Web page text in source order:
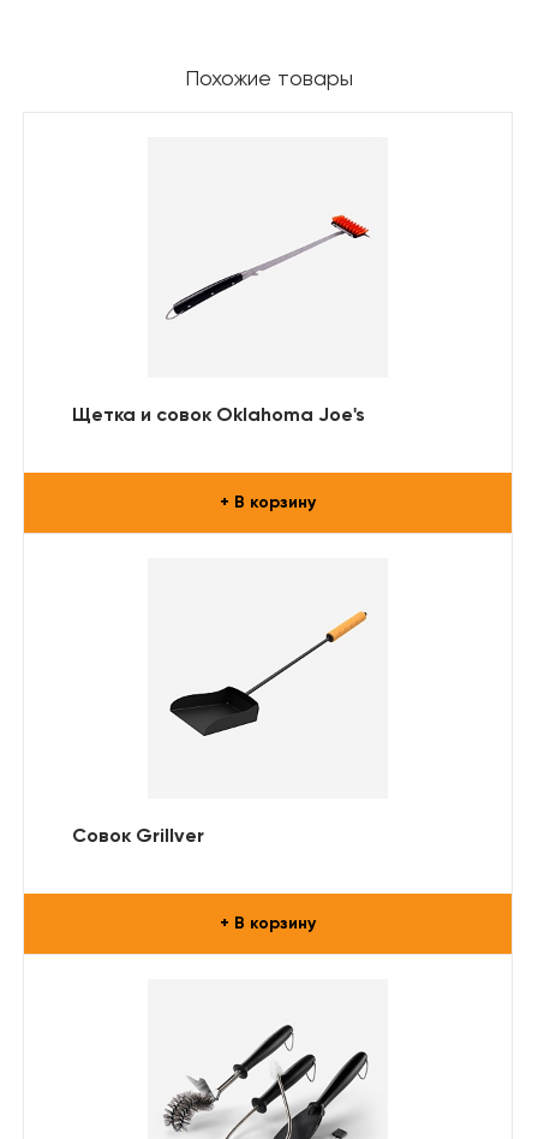
Похожие товары
Щетка и совок Oklahoma Joe's
+ В корзину
Совок Grillver
+ В корзину